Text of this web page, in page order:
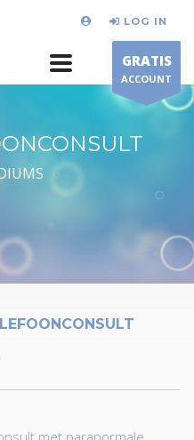
LOG IN
GRATIS
ACCOUNT
met paranormale